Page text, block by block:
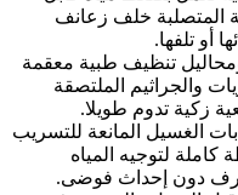
المتصلبة خلف زعانف
أو تلفها.
تنظيف طبية معقمة
والجراثيم الملتصقة
زكية تدوم طويلا.
الغسيل المانعة للتسريب
كاملة لتوجيه المياه
دون إحداث فوضى.